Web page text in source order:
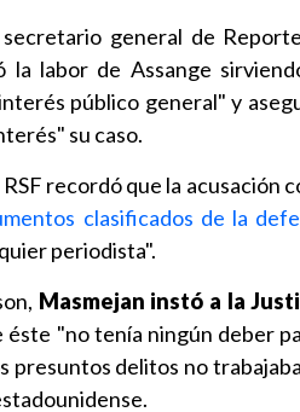
general de
la labor de Assange
público general" y
su caso.
recordó que la acusación
clasificados de la
periodista".
Masmejan instó a la
éste "no tenía ningún deber
presuntos delitos no